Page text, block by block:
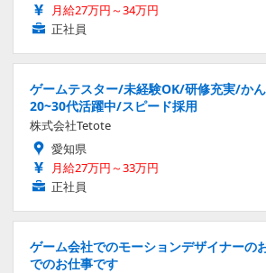
月給27万円～34万円
正社員
ゲームテスター/未経験OK/研修充実/か
20~30代活躍中/スピード採用
株式会社Tetote
愛知県
月給27万円～33万円
正社員
ゲーム会社でのモーションデザイナーの
でのお仕事です